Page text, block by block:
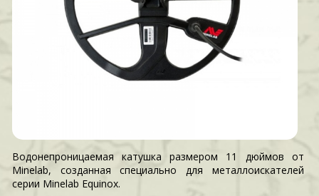
Водонепроницаемая катушка размером 11 дюймов от
Minelab, созданная специально для металлоискателей
серии Minelab Equinox.